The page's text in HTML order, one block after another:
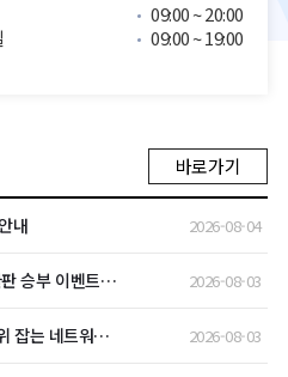
09:00 ~ 20:00
09:00 ~ 19:00
바로가기
내 2026-08-04
[FieldX] 무더위 잡는 네트워크 한판 승부 이벤트 1회차 상세 안내 2026-08-03
[FieldX] 네트워크 이벤트 : '무더위 잡는 네트워크 한판 승부' 안내 2026-08-03